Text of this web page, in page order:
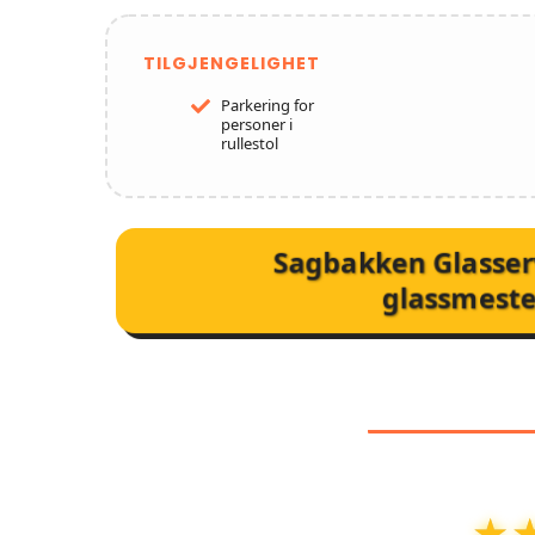
TILGJENGELIGHET
Parkering for
personer i
rullestol
Sagbakken